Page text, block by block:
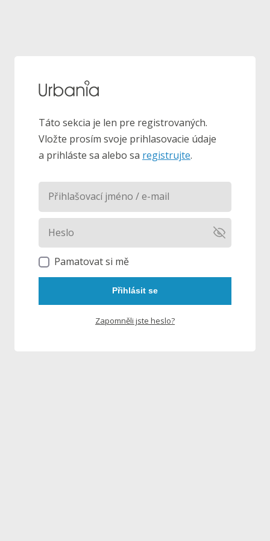
Táto sekcia je len pre registrovaných.
Vložte prosím svoje prihlasovacie údaje
a prihláste sa alebo sa registrujte.
Pamatovat si mě
Přihlásit se
Zapomněli jste heslo?